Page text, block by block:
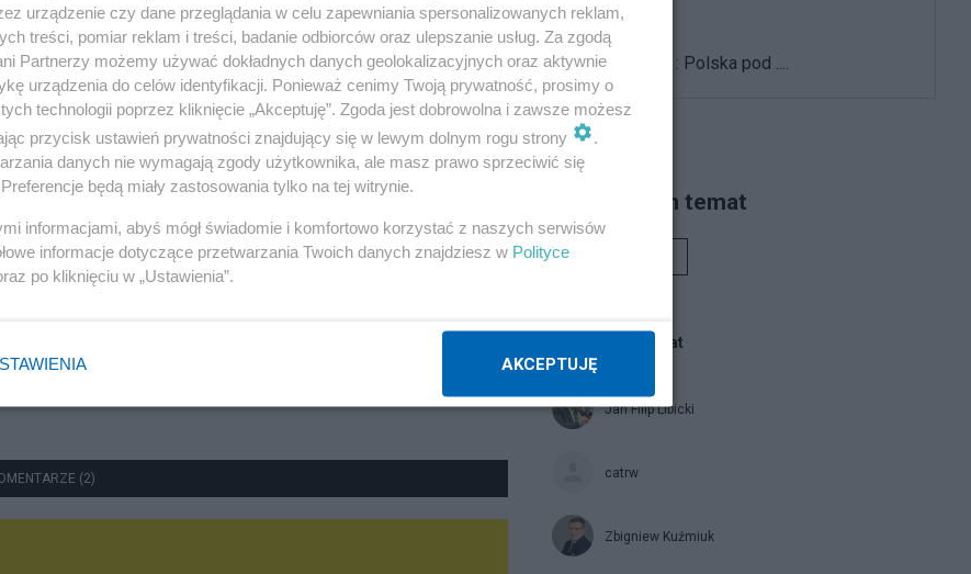
deportacje Ukraińców i rozliczenia
Redakcja
Polityka
do Trójmorza
(2)
J.Kaczyński : Polska pod ....
Piszą na ten temat
Blogi na ten temat
Jan Filip Libicki
catrw
Zbigniew Kuźmiuk
urządzenie czy dane przeglądania w celu zapewniania spersonalizowanych reklam,
treści, pomiar reklam i treści, badanie odbiorców oraz ulepszanie usług. Za zgodą
Partnerzy możemy używać dokładnych danych geolokalizacyjnych oraz aktywnie
urządzenia do celów identyfikacji. Ponieważ cenimy Twoją prywatność, prosimy o
technologii poprzez kliknięcie „Akceptuję”. Zgoda jest dobrowolna i zawsze możesz
przycisk ustawień prywatności znajdujący się w lewym dolnym rogu strony
.
danych nie wymagają zgody użytkownika, ale masz prawo sprzeciwić się
będą miały zastosowania tylko na tej witrynie.
informacjami, abyś mógł świadomie i komfortowo korzystać z naszych serwisów
informacje dotyczące przetwarzania Twoich danych znajdziesz w Polityce
po kliknięciu w „Ustawienia”.
AKCEPTUJĘ